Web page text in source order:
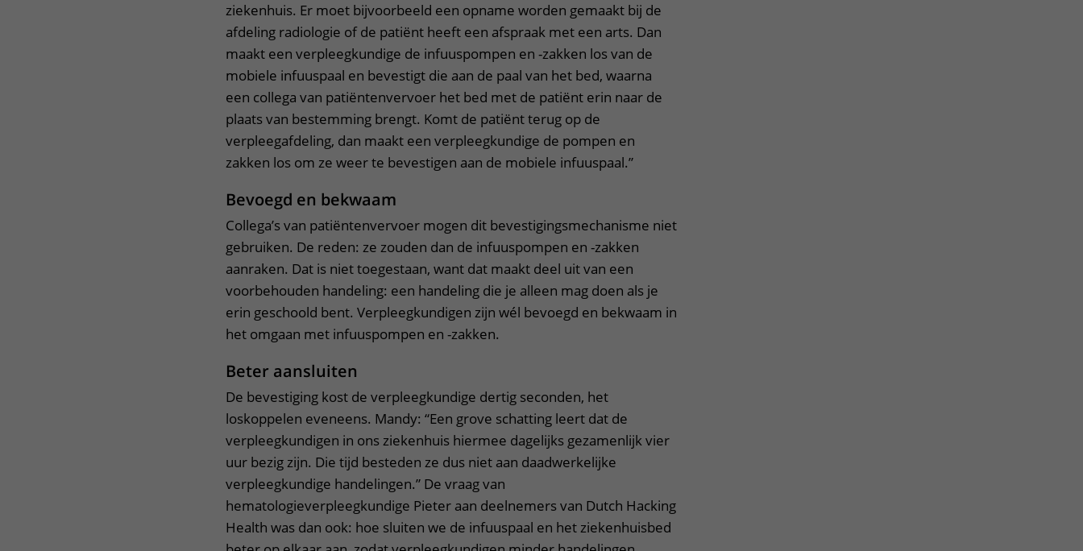
ziekenhuis. Er moet bijvoorbeeld een opname worden gemaakt bij de
afdeling radiologie of de patiënt heeft een afspraak met een arts. Dan
maakt een verpleegkundige de infuuspompen en -zakken los van de
mobiele infuuspaal en bevestigt die aan de paal van het bed, waarna
een collega van patiëntenvervoer het bed met de patiënt erin naar de
plaats van bestemming brengt. Komt de patiënt terug op de
verpleegafdeling, dan maakt een verpleegkundige de pompen en
zakken los om ze weer te bevestigen aan de mobiele infuuspaal.”
Bevoegd en bekwaam
Collega’s van patiëntenvervoer mogen dit bevestigingsmechanisme niet
gebruiken. De reden: ze zouden dan de infuuspompen en -zakken
aanraken. Dat is niet toegestaan, want dat maakt deel uit van een
voorbehouden handeling: een handeling die je alleen mag doen als je
erin geschoold bent. Verpleegkundigen zijn wél bevoegd en bekwaam in
het omgaan met infuuspompen en -zakken.
Beter aansluiten
De bevestiging kost de verpleegkundige dertig seconden, het
loskoppelen eveneens. Mandy: “Een grove schatting leert dat de
verpleegkundigen in ons ziekenhuis hiermee dagelijks gezamenlijk vier
uur bezig zijn. Die tijd besteden ze dus niet aan daadwerkelijke
verpleegkundige handelingen.” De vraag van
hematologieverpleegkundige Pieter aan deelnemers van Dutch Hacking
Health was dan ook: hoe sluiten we de infuuspaal en het ziekenhuisbed